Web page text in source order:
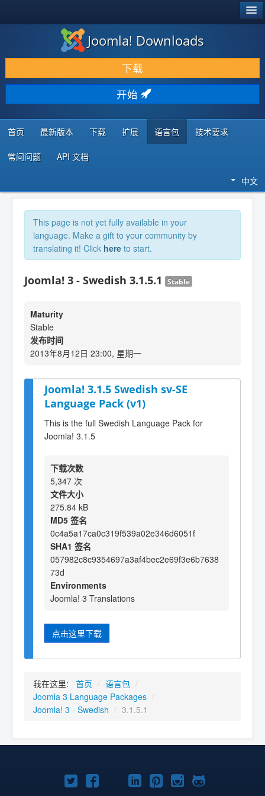
下载 & 扩展
发现 & 学习
社区 & 支持
开发者资源
Joomla! Downloads
下载
开始
首页 最新版本 下载 扩展 语言包 技术要求
常问问题 API 文档
中文
This page is not yet fully available in your
language. Make a gift to your community by
translating it! Click here to start.
Joomla! 3 - Swedish 3.1.5.1 Stable
Maturity
Stable
发布时间
2013年8月12日 23:00, 星期一
Joomla! 3.1.5 Swedish sv-SE
Language Pack (v1)
This is the full Swedish Language Pack for
Joomla! 3.1.5
下载次数
5,347 次
文件大小
275.84 kB
MD5 签名
0c4a5a17ca0c319f539a02e346d6051f
SHA1 签名
057982c8c9354697a3af4bec2e69f3e6b7638
73d
Environments
Joomla! 3 Translations
点击这里下载
我在这里: 首页 / 语言包 /
Joomla 3 Language Packages /
Joomla! 3 - Swedish / 3.1.5.1
TwitterFacebookYouTube
LinkedIn
Pinterest
Instagram
GitHub